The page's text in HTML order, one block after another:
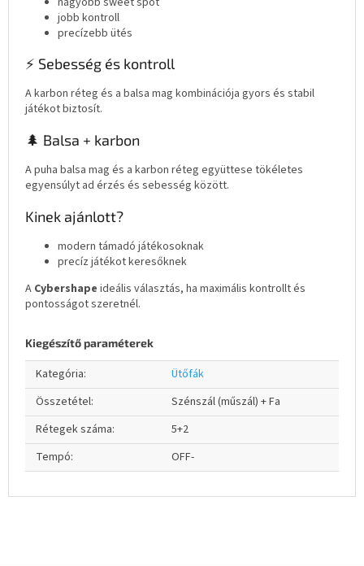
jobb kontroll
precízebb ütés
⚡ Sebesség és kontroll
A karbon réteg és a balsa mag kombinációja gyors és stabil
játékot biztosít.
🌲 Balsa + karbon
A puha balsa mag és a karbon réteg együttese tökéletes
egyensúlyt ad érzés és sebesség között.
Kinek ajánlott?
modern támadó játékosoknak
precíz játékot keresőknek
A Cybershape ideális választás, ha maximális kontrollt és
pontosságot szeretnél.
Kiegészítő paraméterek
Kategória:
Ütőfák
Összetétel:
Szénszál (műszál) + Fa
Rétegek száma:
5+2
Tempó: OFF-